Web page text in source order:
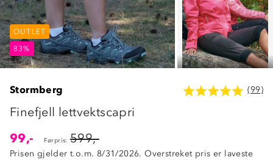
OUTLET
83%
OUTLET
83%
OUTLET
83%
Stormberg (99)
Finefjell lettvektscapri
99,-
Førpris: 599,-
Prisen gjelder t.o.m. 8/31/2026. Overstreket pris er laveste